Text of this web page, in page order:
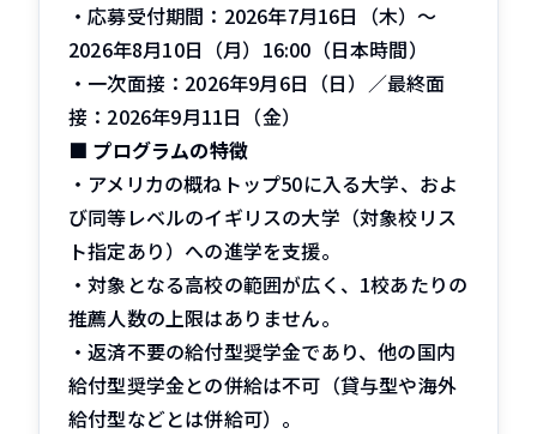
・応募受付期間：2026年7月16日（木）〜
2026年8月10日（月）16:00（日本時間）
・一次面接：2026年9月6日（日）／最終面
接：2026年9月11日（金）
■ プログラムの特徴
・アメリカの概ねトップ50に入る大学、およ
び同等レベルのイギリスの大学（対象校リス
ト指定あり）への進学を支援。
・対象となる高校の範囲が広く、1校あたりの
推薦人数の上限はありません。
・返済不要の給付型奨学金であり、他の国内
給付型奨学金との併給は不可（貸与型や海外
給付型などとは併給可）。